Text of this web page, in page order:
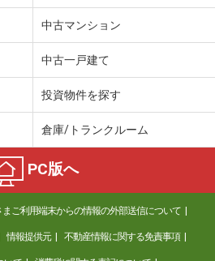
中古マンション
中古一戸建て
投資物件を探す
倉庫/トランクルーム
PC版へ
まご利用端末からの情報の外部送信について
情報提供元 不動産情報に関する免責事項